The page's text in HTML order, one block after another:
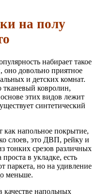
на полу
набирает такое
оно довольно приятное
и детских комнат.
тканевый ковролин,
этих видов лежит
синтетический
напольное покрытие,
слоев, это ДВП, рейку и
тонких срезов различных
в укладке, есть
паркета, но на удивление
меньше.
напольных